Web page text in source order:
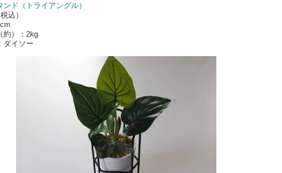
ンド（トライアングル）
込）
約）：2kg
ダイソー